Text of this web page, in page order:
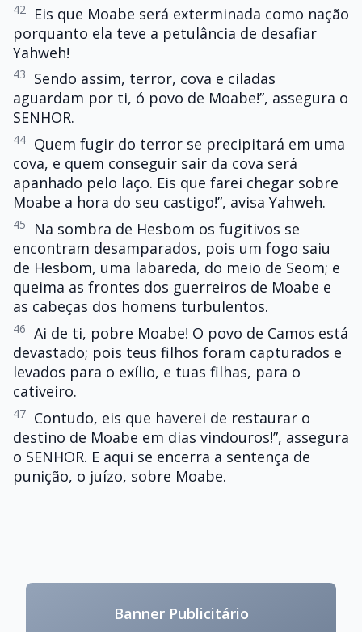
42
Eis que Moabe será exterminada como nação
porquanto ela teve a petulância de desafiar
Yahweh!
43
Sendo assim, terror, cova e ciladas
aguardam por ti, ó povo de Moabe!”, assegura o
SENHOR.
44 Quem fugir do terror se precipitará em uma
cova, e quem conseguir sair da cova será
apanhado pelo laço. Eis que farei chegar sobre
Moabe a hora do seu castigo!”, avisa Yahweh.
45
Na sombra de Hesbom os fugitivos se
encontram desamparados, pois um fogo saiu
de Hesbom, uma labareda, do meio de Seom; e
queima as frontes dos guerreiros de Moabe e
as cabeças dos homens turbulentos.
46 Ai de ti, pobre Moabe! O povo de Camos está
devastado; pois teus filhos foram capturados e
levados para o exílio, e tuas filhas, para o
cativeiro.
47 Contudo, eis que haverei de restaurar o
destino de Moabe em dias vindouros!”, assegura
o SENHOR. E aqui se encerra a sentença de
punição, o juízo, sobre Moabe.
Banner Publicitário